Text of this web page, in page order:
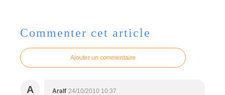
Commenter cet article
Ajouter un commentaire
A Aralf 24/10/2010 10:37